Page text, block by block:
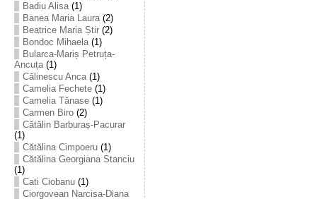
Badiu Alisa(1)
Banea Maria Laura(2)
Beatrice Maria Știr(2)
Bondoc Mihaela(1)
Bularca-Mariș Petruța-
Ancuța(1)
Călinescu Anca(1)
Camelia Fechete(1)
Camelia Tănase(1)
Carmen Biro(2)
Cătălin Barburaș-Pacurar
(1)
Cătălina Cimpoeru(1)
Cătălina Georgiana Stanciu
(1)
Cati Ciobanu(1)
Ciorgovean Narcisa-Diana